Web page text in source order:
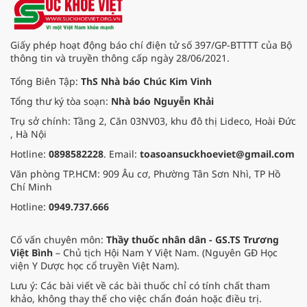
Giấy phép hoạt động báo chí điện tử số 397/GP-BTTTT của Bộ
thông tin và truyền thông cấp ngày 28/06/2021.
Tổng Biên Tập: ThS Nhà báo Chúc Kim Vinh
Tổng thư ký tòa soạn: Nhà báo Nguyễn Khải
Trụ sở chính: Tầng 2, Căn 03NV03, khu đô thị Lideco, Hoài Đức
, Hà Nội
Hotline: 0898582228. Email: toasoansuckhoeviet@gmail.com
Văn phòng TP.HCM: 909 Âu cơ, Phường Tân Sơn Nhì, TP Hồ
Chí Minh
Hotline: 0949.737.666
Cố vấn chuyên môn: Thầy thuốc nhân dân - GS.TS Trương
Việt Bình – Chủ tịch Hội Nam Y Việt Nam. (Nguyên GĐ Học
viện Y Dược học cổ truyền Việt Nam).
Lưu ý: Các bài viết về các bài thuốc chỉ có tính chất tham
khảo, không thay thế cho việc chẩn đoán hoặc điều trị.